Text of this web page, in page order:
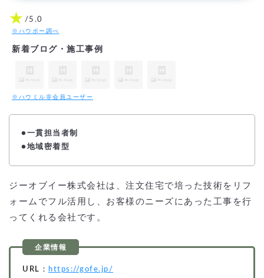
★ /5.0
※ハウボー調べ
新着ブログ・施工事例
※ハウミル非会員ユーザー
●一貫担当者制
●地域密着型
ジーオブイー株式会社は、注文住宅で培った技術をリフ
ォームでフル活用し、お客様のニーズにあった工事を行
ってくれる会社です。
URL：
https://gofe.jp/